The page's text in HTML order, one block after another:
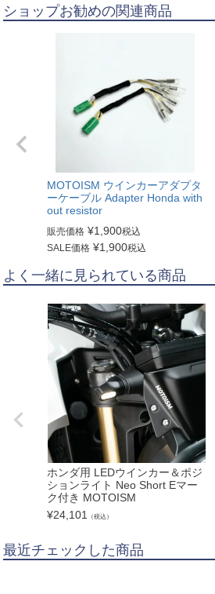
ショップお勧めの関連商品
MOTOISM ウインカーアダプタ
ーケーブル Adapter Honda with
out resistor
販売価格 ¥1,900税込
SALE価格 ¥1,900税込
よく一緒に見られている商品
ホンダ用 LEDウインカー＆ポジ
ションライト Neo Short Eマー
ク付き MOTOISM
¥24,101 （税込）
最近チェックした商品